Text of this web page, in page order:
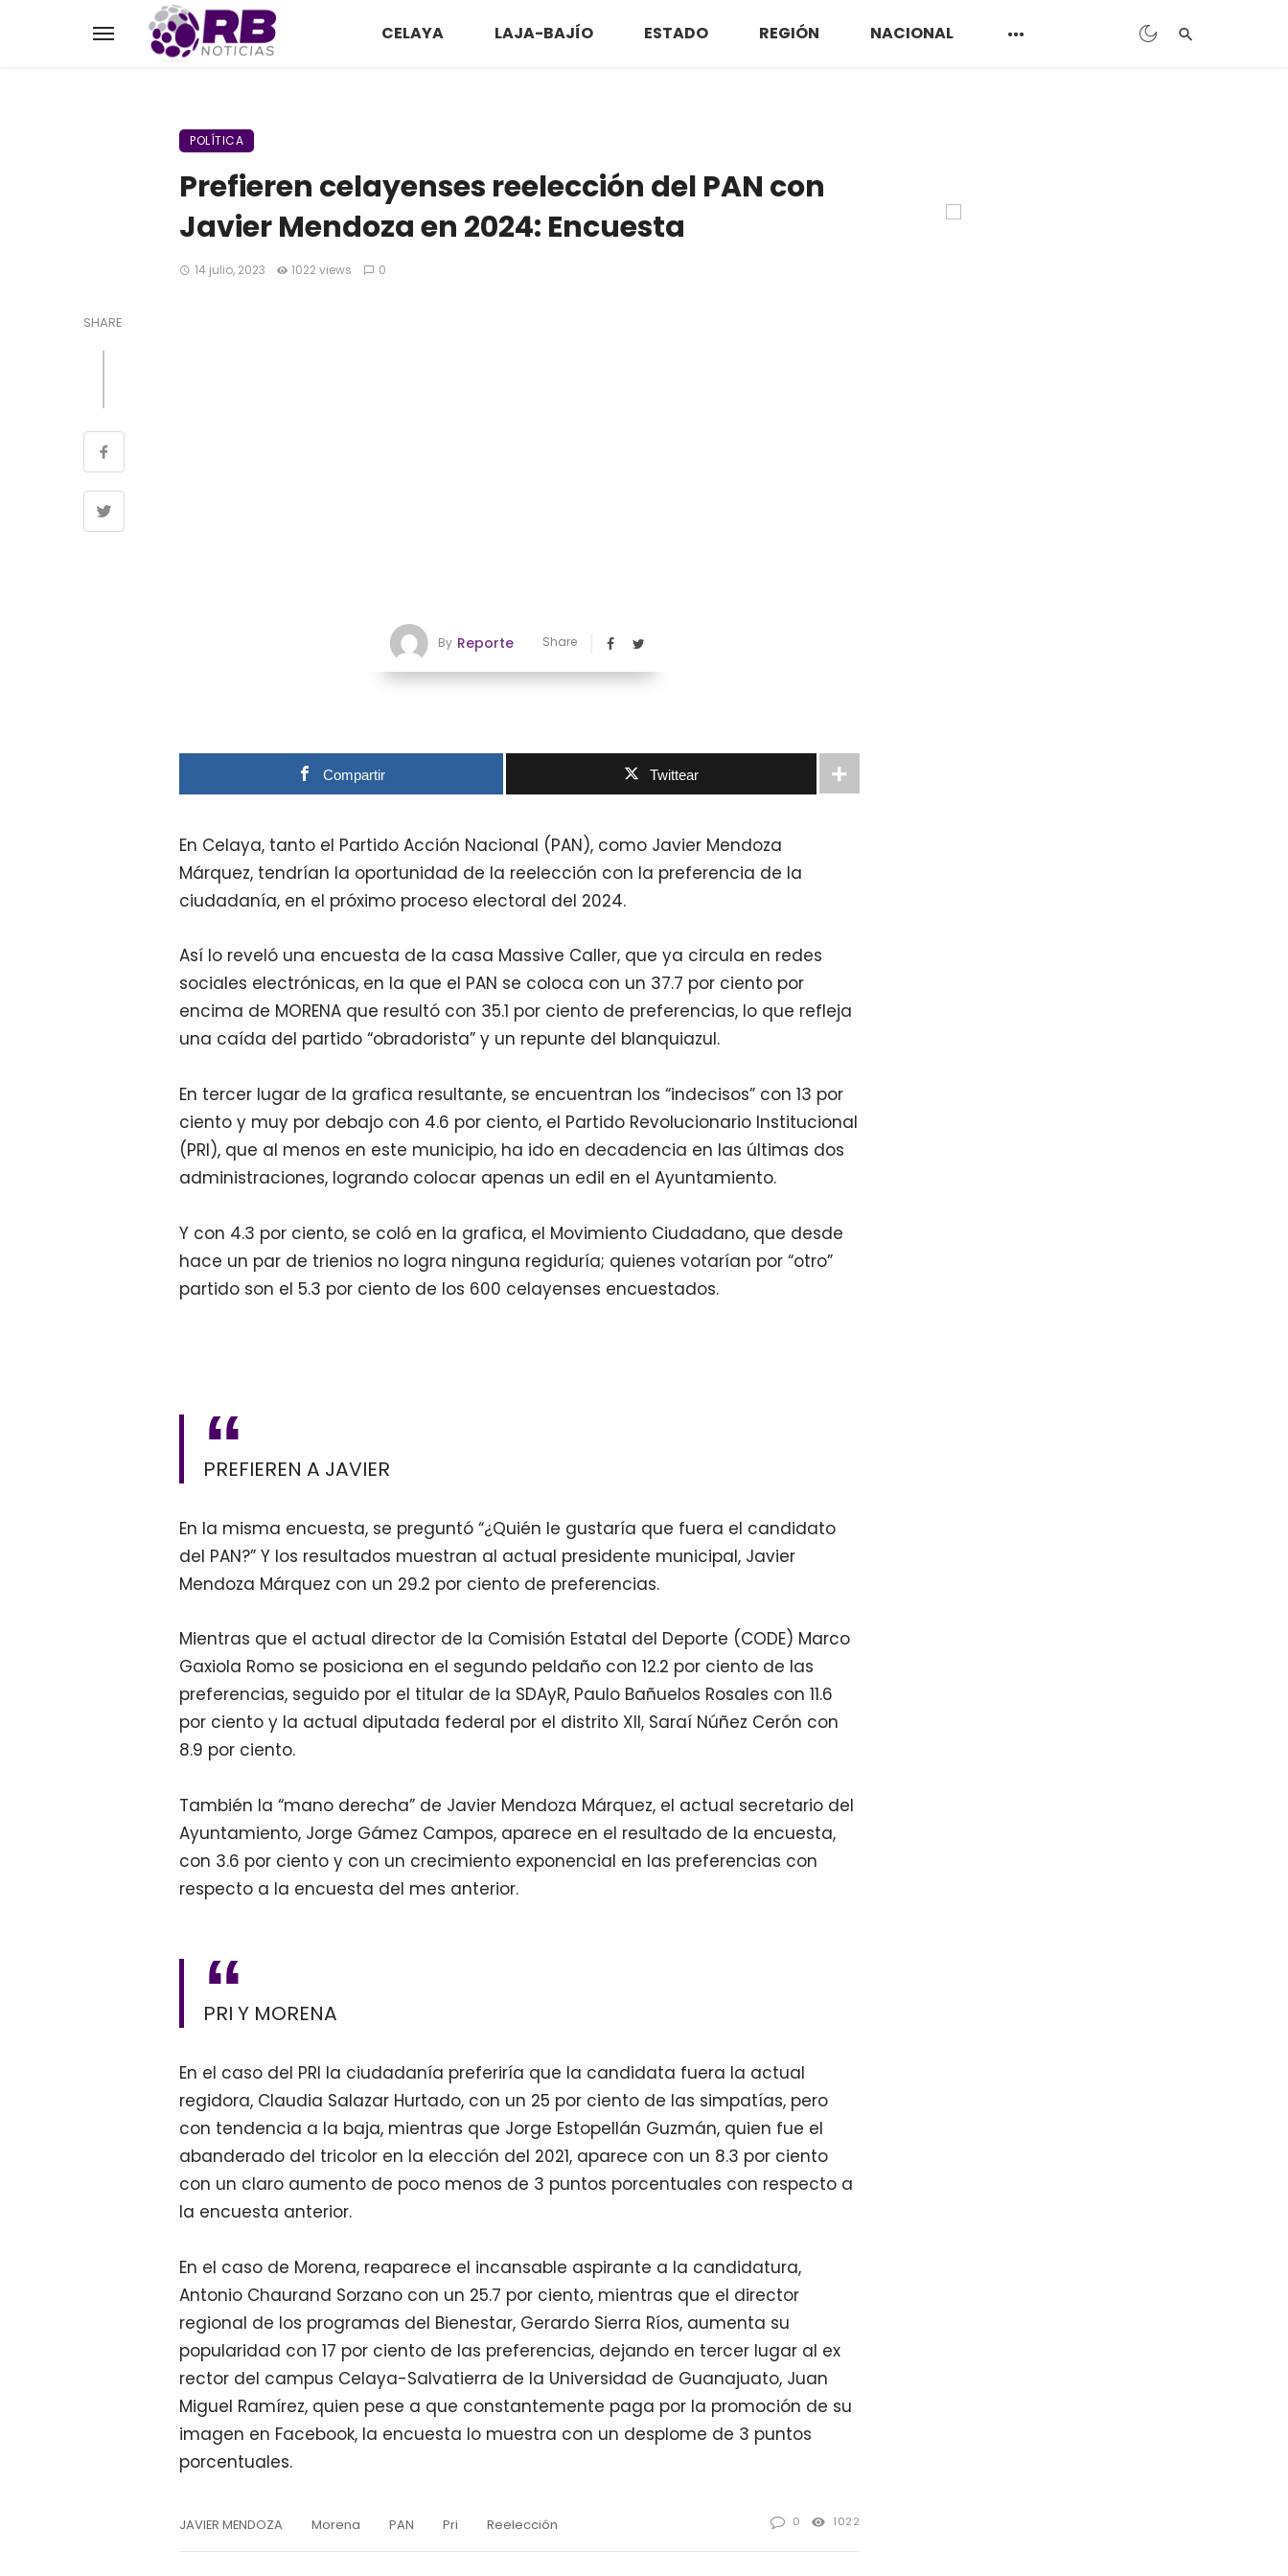
CELAYA LAJA-BAJÍO ESTADO REGIÓN NACIONAL
POLÍTICA
Prefieren celayenses reelección del PAN con
Javier Mendoza en 2024: Encuesta
14 julio, 2023 1022 views 0
SHARE
By Reporte Share
Compartir Twittear
En Celaya, tanto el Partido Acción Nacional (PAN), como Javier Mendoza
Márquez, tendrían la oportunidad de la reelección con la preferencia de la
ciudadanía, en el próximo proceso electoral del 2024.
Así lo reveló una encuesta de la casa Massive Caller, que ya circula en redes
sociales electrónicas, en la que el PAN se coloca con un 37.7 por ciento por
encima de MORENA que resultó con 35.1 por ciento de preferencias, lo que refleja
una caída del partido “obradorista” y un repunte del blanquiazul.
En tercer lugar de la grafica resultante, se encuentran los “indecisos” con 13 por
ciento y muy por debajo con 4.6 por ciento, el Partido Revolucionario Institucional
(PRI), que al menos en este municipio, ha ido en decadencia en las últimas dos
administraciones, logrando colocar apenas un edil en el Ayuntamiento.
Y con 4.3 por ciento, se coló en la grafica, el Movimiento Ciudadano, que desde
hace un par de trienios no logra ninguna regiduría; quienes votarían por “otro”
partido son el 5.3 por ciento de los 600 celayenses encuestados.
PREFIEREN A JAVIER
En la misma encuesta, se preguntó “¿Quién le gustaría que fuera el candidato
del PAN?” Y los resultados muestran al actual presidente municipal, Javier
Mendoza Márquez con un 29.2 por ciento de preferencias.
Mientras que el actual director de la Comisión Estatal del Deporte (CODE) Marco
Gaxiola Romo se posiciona en el segundo peldaño con 12.2 por ciento de las
preferencias, seguido por el titular de la SDAyR, Paulo Bañuelos Rosales con 11.6
por ciento y la actual diputada federal por el distrito XII, Saraí Núñez Cerón con
8.9 por ciento.
También la “mano derecha” de Javier Mendoza Márquez, el actual secretario del
Ayuntamiento, Jorge Gámez Campos, aparece en el resultado de la encuesta,
con 3.6 por ciento y con un crecimiento exponencial en las preferencias con
respecto a la encuesta del mes anterior.
PRI Y MORENA
En el caso del PRI la ciudadanía preferiría que la candidata fuera la actual
regidora, Claudia Salazar Hurtado, con un 25 por ciento de las simpatías, pero
con tendencia a la baja, mientras que Jorge Estopellán Guzmán, quien fue el
abanderado del tricolor en la elección del 2021, aparece con un 8.3 por ciento
con un claro aumento de poco menos de 3 puntos porcentuales con respecto a
la encuesta anterior.
En el caso de Morena, reaparece el incansable aspirante a la candidatura,
Antonio Chaurand Sorzano con un 25.7 por ciento, mientras que el director
regional de los programas del Bienestar, Gerardo Sierra Ríos, aumenta su
popularidad con 17 por ciento de las preferencias, dejando en tercer lugar al ex
rector del campus Celaya-Salvatierra de la Universidad de Guanajuato, Juan
Miguel Ramírez, quien pese a que constantemente paga por la promoción de su
imagen en Facebook, la encuesta lo muestra con un desplome de 3 puntos
porcentuales.
JAVIER MENDOZA Morena PAN Pri Reelección 0 1022